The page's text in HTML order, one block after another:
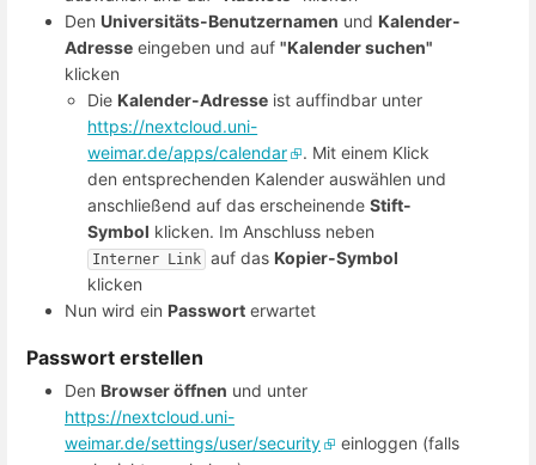
Den Universitäts-Benutzernamen und Kalender-
Adresse eingeben und auf "Kalender suchen"
klicken
Die Kalender-Adresse ist auffindbar unter
https://nextcloud.uni-
weimar.de/apps/calendar
. Mit einem Klick
den entsprechenden Kalender auswählen und
anschließend auf das erscheinendeStift-
Symbol klicken. Im Anschluss neben
Interner Link auf das Kopier-Symbol
klicken
Nun wird ein Passwort erwartet
Passwort erstellen
Den Browser öffnen und unter
https://nextcloud.uni-
weimar.de/settings/user/security
einloggen (falls